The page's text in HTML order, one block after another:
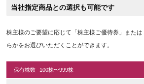
当社指定商品との選択も可能です
株主様のご要望に応じて「株主様ご優待券」また
らかをお選びいただくことができます。
保有株数 100株〜999株